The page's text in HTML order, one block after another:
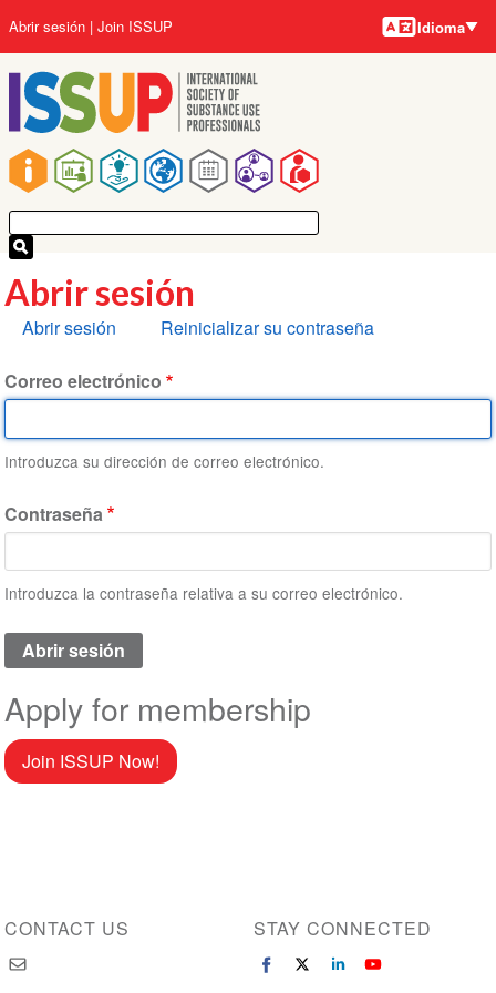
al
contenido
principal
Main
navigation
User
account
menu
Abrir sesión Join ISSUP Idiomas
Idioma
Abrir sesión
Solapas
Abrir sesión Reinicializar su contraseña
Correo electrónico
Introduzca su dirección de correo electrónico.
Contraseña
Introduzca la contraseña relativa a su correo electrónico.
Apply for membership
Join ISSUP Now!
CONTACT US STAY CONNECTED